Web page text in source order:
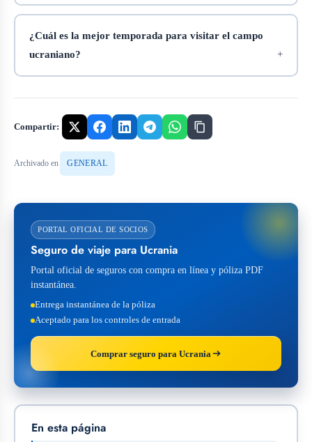
¿Cuál es la mejor temporada para visitar el campo
ucraniano?
Compartir:
Archivado en GENERAL
PORTAL OFICIAL DE SOCIOS
Seguro de viaje para Ucrania
Portal oficial de seguros con compra en línea y póliza PDF
instantánea.
Entrega instantánea de la póliza
Aceptado para los controles de entrada
Comprar seguro para Ucrania
En esta página